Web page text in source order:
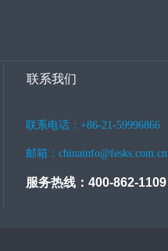
联系电话：+86-21-59996866
邮箱：chinainfo@fesks.com.cn
联系我们
服务热线：400-862-1109